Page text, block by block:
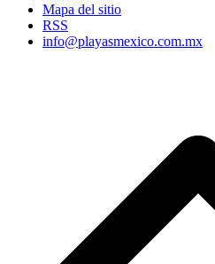
Mapa del sitio
RSS
info@playasmexico.com.mx